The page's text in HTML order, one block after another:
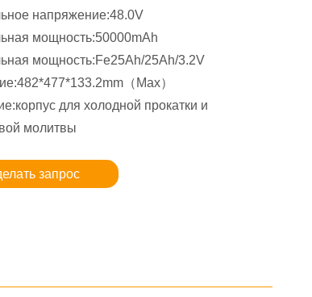
напряжение:48.0V
мощность:50000mAh
мощность:Fe25Ah/25Ah/3.2V
（Max）
для холодной прокатки и
молитвы
запрос